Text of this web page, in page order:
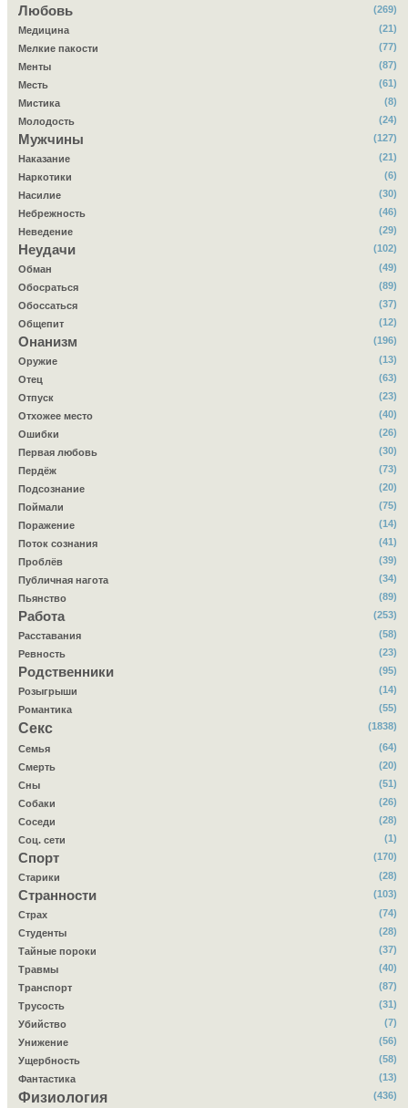
Любовь
(269)
Медицина
(21)
Мелкие пакости
(77)
Менты
(87)
Месть
(61)
Мистика
(8)
Молодость
(24)
Мужчины
(127)
Наказание
(21)
Наркотики
(6)
Насилие
(30)
Небрежность
(46)
Неведение
(29)
Неудачи
(102)
Обман
(49)
Обосраться
(89)
Обоссаться
(37)
Общепит
(12)
Онанизм
(196)
Оружие
(13)
Отец
(63)
Отпуск
(23)
Отхожее место
(40)
Ошибки
(26)
Первая любовь
(30)
Пердёж
(73)
Подсознание
(20)
Поймали
(75)
Поражение
(14)
Поток сознания
(41)
Проблёв
(39)
Публичная нагота
(34)
Пьянство
(89)
Работа
(253)
Расставания
(58)
Ревность
(23)
Родственники
(95)
Розыгрыши
(14)
Романтика
(55)
Секс (1838)
Семья
(64)
Смерть
(20)
Сны
(51)
Собаки
(26)
Соседи
(28)
Соц. сети
(1)
Спорт
(170)
Старики
(28)
Странности
(103)
Страх
(74)
Студенты
(28)
Тайные пороки
(37)
Травмы
(40)
Транспорт
(87)
Трусость
(31)
Убийство
(7)
Унижение
(56)
Ущербность
(58)
Фантастика
(13)
Физиология (436)